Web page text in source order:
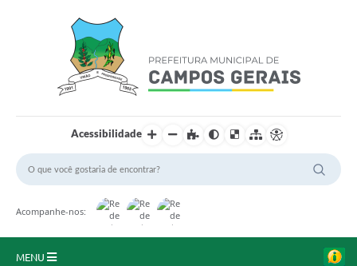
Acessibilidade
Acompanhe-nos:
MENU